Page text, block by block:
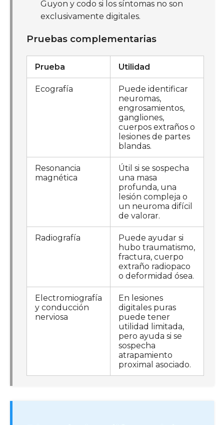
Guyon y codo si los síntomas no son
exclusivamente digitales.
Pruebas complementarias
Prueba Utilidad
Ecografía
Puede identificar
neuromas,
engrosamientos,
gangliones,
cuerpos extraños o
lesiones de partes
blandas.
Resonancia
magnética
Útil si se sospecha
una masa
profunda, una
lesión compleja o
un neuroma difícil
de valorar.
Radiografía
Puede ayudar si
hubo traumatismo,
fractura, cuerpo
extraño radiopaco
o deformidad ósea.
Electromiografía
y conducción
nerviosa
En lesiones
digitales puras
puede tener
utilidad limitada,
pero ayuda si se
sospecha
atrapamiento
proximal asociado.